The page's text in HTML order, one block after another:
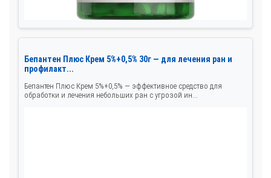
Бепантен Плюс Крем 5%+0,5% 30г — для лечения ран и
профилакт...
Бепантен Плюс Крем 5%+0,5% — эффективное средство для
обработки и лечения небольших ран с угрозой ин...